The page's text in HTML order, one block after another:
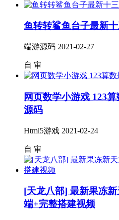
鱼转转鲨鱼台子最新
端游源码 2021-02-27
自 审
网页数学小游戏 123
源码
Html5游戏 2021-02-24
自 审
[天龙八部] 最新果冻
端+完整搭建视频